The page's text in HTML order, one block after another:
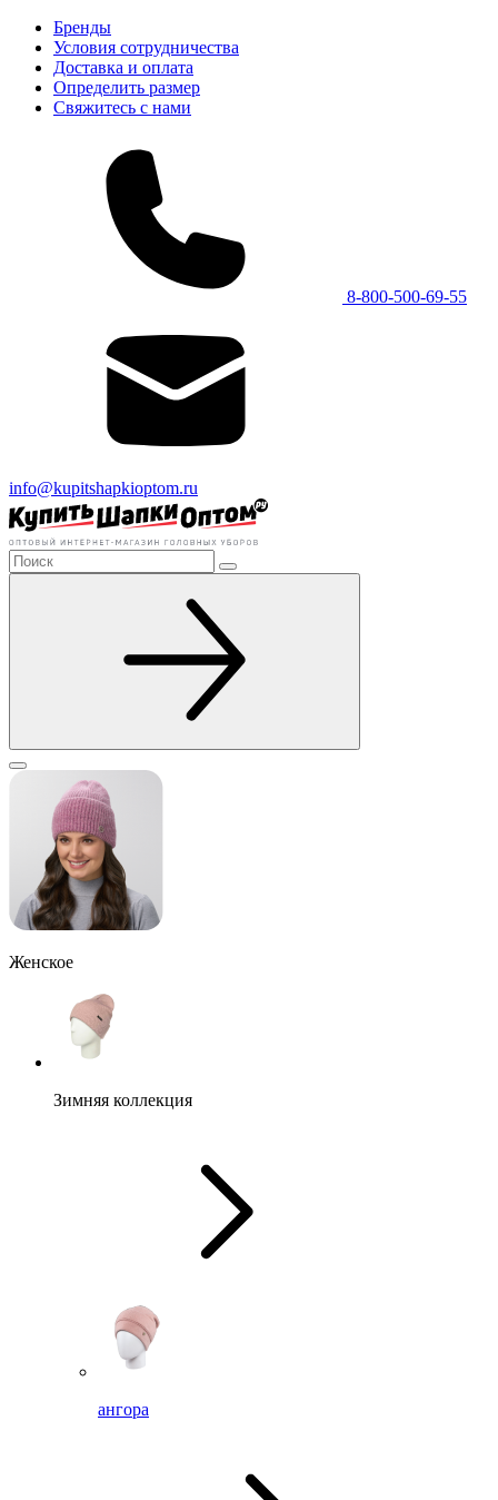
Бренды
Условия сотрудничества
Доставка и оплата
Определить размер
Свяжитесь с нами
8-800-500-69-55
info@kupitshapkioptom.ru
Женское
Зимняя коллекция
ангора